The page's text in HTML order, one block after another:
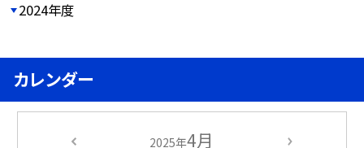
2024年度
カレンダー
2025年4月